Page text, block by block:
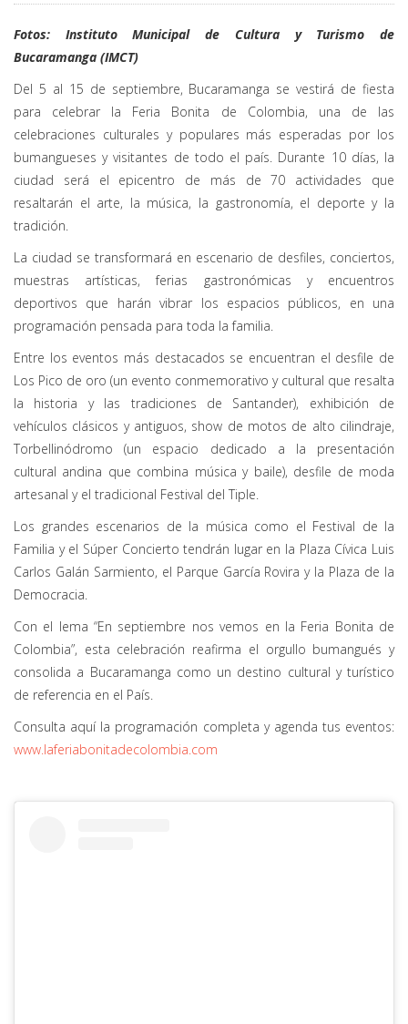
Fotos: Instituto Municipal de Cultura y Turismo de
Bucaramanga (IMCT)
Del 5 al 15 de septiembre, Bucaramanga se vestirá de fiesta
para celebrar la Feria Bonita de Colombia, una de las
celebraciones culturales y populares más esperadas por los
bumangueses y visitantes de todo el país. Durante 10 días, la
ciudad será el epicentro de más de 70 actividades que
resaltarán el arte, la música, la gastronomía, el deporte y la
tradición.
La ciudad se transformará en escenario de desfiles, conciertos,
muestras artísticas, ferias gastronómicas y encuentros
deportivos que harán vibrar los espacios públicos, en una
programación pensada para toda la familia.
Entre los eventos más destacados se encuentran el desfile de
Los Pico de oro (un evento conmemorativo y cultural que resalta
la historia y las tradiciones de Santander), exhibición de
vehículos clásicos y antiguos, show de motos de alto cilindraje,
Torbellinódromo (un espacio dedicado a la presentación
cultural andina que combina música y baile), desfile de moda
artesanal y el tradicional Festival del Tiple.
Los grandes escenarios de la música como el Festival de la
Familia y el Súper Concierto tendrán lugar en la Plaza Cívica Luis
Carlos Galán Sarmiento, el Parque García Rovira y la Plaza de la
Democracia.
Con el lema “En septiembre nos vemos en la Feria Bonita de
Colombia”, esta celebración reafirma el orgullo bumangués y
consolida a Bucaramanga como un destino cultural y turístico
de referencia en el País.
Consulta aquí la programación completa y agenda tus eventos:
www.laferiabonitadecolombia.com